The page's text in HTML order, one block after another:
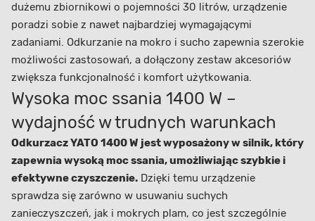
dużemu zbiornikowi o pojemności 30 litrów, urządzenie
poradzi sobie z nawet najbardziej wymagającymi
zadaniami. Odkurzanie na mokro i sucho zapewnia szerokie
możliwości zastosowań, a dołączony zestaw akcesoriów
zwiększa funkcjonalność i komfort użytkowania.
Wysoka moc ssania 1400 W –
wydajność w trudnych warunkach
Odkurzacz YATO 1400 W jest wyposażony w silnik, który
zapewnia wysoką moc ssania, umożliwiając szybkie i
efektywne czyszczenie. Dzięki temu urządzenie
sprawdza się zarówno w usuwaniu suchych
zanieczyszczeń, jak i mokrych plam, co jest szczególnie